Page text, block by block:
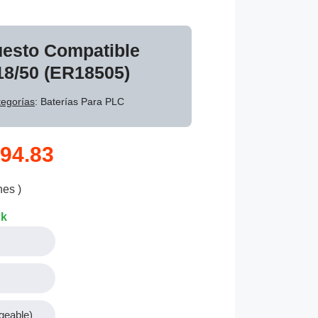
Compatible
50 (ER18505)
: Baterías Para PLC
)